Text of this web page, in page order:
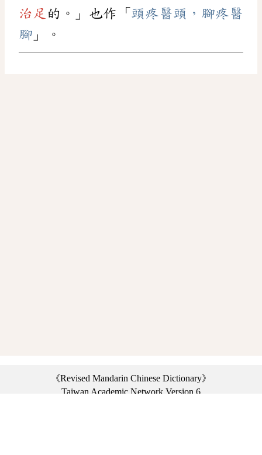
治足 的。」也作「 頭疼醫頭，腳疼醫
腳 」。
《Revised Mandarin Chinese Dictionary》
Taiwan Academic Network Version 6